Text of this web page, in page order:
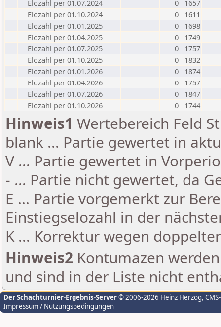
Elozahl per 01.07.2024
0
1657
Elozahl per 01.10.2024
0
1611
Elozahl per 01.01.2025
0
1698
Elozahl per 01.04.2025
0
1749
Elozahl per 01.07.2025
0
1757
Elozahl per 01.10.2025
0
1832
Elozahl per 01.01.2026
0
1874
Elozahl per 01.04.2026
0
1757
Elozahl per 01.07.2026
0
1847
Elozahl per 01.10.2026
0 1744
Hinweis1 Wertebereich Feld
blank ... Partie gewertet in
V ... Partie gewertet in
- ... Partie nicht gewertet, da
E ... Partie vorgemerkt zur
Einstiegselozahl in der
K ... Korrektur wegen
Hinweis2 Kontumazen
und sind in der Liste nicht
Der Schachturnier-Ergebnis-Server© 2006-2026 Heinz Herzog,
Impressum / Nutzungsbedingungen